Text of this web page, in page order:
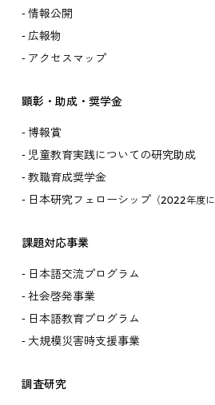
情報公開
広報物
アクセスマップ
顕彰・助成・奨学金
博報賞
児童教育実践についての研究助成
教職育成奨学金
日本研究フェローシップ（2022年度に
課題対応事業
日本語交流プログラム
社会啓発事業
日本語教育プログラム
大規模災害時支援事業
調査研究